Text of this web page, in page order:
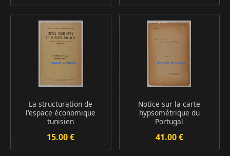
La structuration de
l'espace économique
tunisien
15.00 €
Notice sur la carte
hypsométrique du
Portugal
41.00 €